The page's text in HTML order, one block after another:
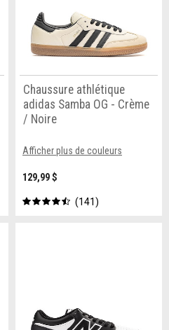
Chaussure athlétique
adidas Samba OG - Crème
/ Noire
Afficher plus de couleurs
129,99 $
141